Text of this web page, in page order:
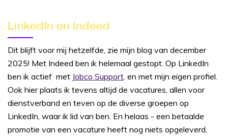
LinkedIn en Indeed
Dit blijft voor mij hetzelfde, zie mijn blog van december
2025! Met Indeed ben ik helemaal gestopt. Op LinkedIn
ben ik actief met Jobco Support. en met mijn eigen profiel.
Ook hier plaats ik tevens altijd de vacatures, allen voor
dienstverband en teven op de diverse groepen op
LinkedIn, waar ik lid van ben. En helaas - een betaalde
promotie van een vacature heeft nog niets opgeleverd,